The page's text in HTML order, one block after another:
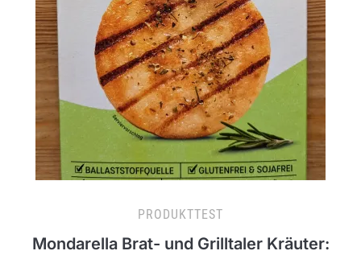
PRODUKTTEST
Mondarella Brat- und Grilltaler Kräuter: